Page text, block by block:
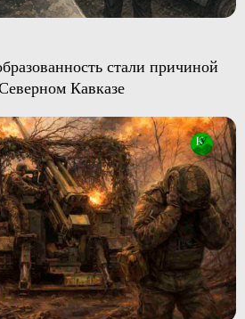
стали причиной
Кавказе